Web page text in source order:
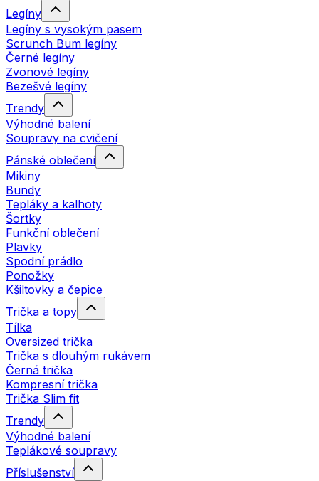
Legíny
Legíny s vysokým pasem
Scrunch Bum legíny
Černé legíny
Zvonové legíny
Bezešvé legíny
Trendy
Výhodné balení
Soupravy na cvičení
Pánské oblečení
Mikiny
Bundy
Tepláky a kalhoty
Šortky
Funkční oblečení
Plavky
Spodní prádlo
Ponožky
Kšiltovky a čepice
Trička a topy
Tílka
Oversized trička
Trička s dlouhým rukávem
Černá trička
Kompresní trička
Trička Slim fit
Trendy
Výhodné balení
Teplákové soupravy
Příslušenství